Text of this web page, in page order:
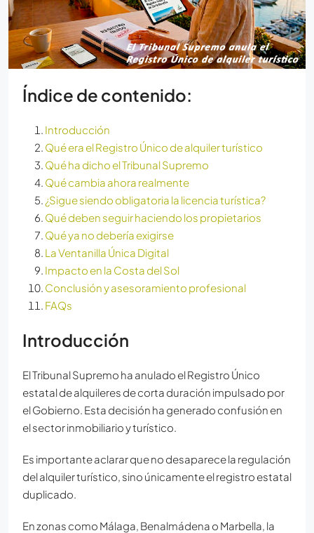
Índice de contenido:
Introducción
Qué era el Registro Único de alquiler turístico
Qué ha dicho el Tribunal Supremo
Qué cambia ahora realmente
¿Sigue siendo obligatoria la licencia turística?
Qué deben seguir haciendo los propietarios
Qué ya no debería exigirse
La Ventanilla Única Digital
Impacto en la Costa del Sol
Conclusión y asesoramiento profesional
FAQs
Introducción
El Tribunal Supremo ha anulado el Registro Único
estatal de alquileres de corta duración impulsado por
el Gobierno. Esta decisión ha generado confusión en
el sector inmobiliario y turístico.
Es importante aclarar que no desaparece la regulación
del alquiler turístico, sino únicamente el registro estatal
duplicado.
En zonas como Málaga, Benalmádena o Marbella, la